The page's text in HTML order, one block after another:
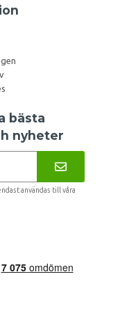
bästa
nyheter
användas till våra